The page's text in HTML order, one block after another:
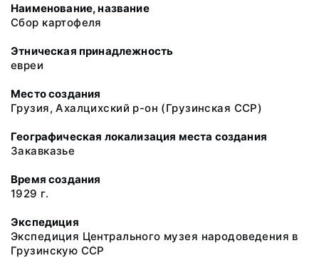
Наименование, название
Сбор картофеля
Этническая принадлежность
евреи
Место создания
Грузия, Ахалцихский р-он (Грузинская ССР)
Географическая локализация места создания
Закавказье
Время создания
1929 г.
Экспедиция
Экспедиция Центрального музея народоведения в
Грузинскую ССР